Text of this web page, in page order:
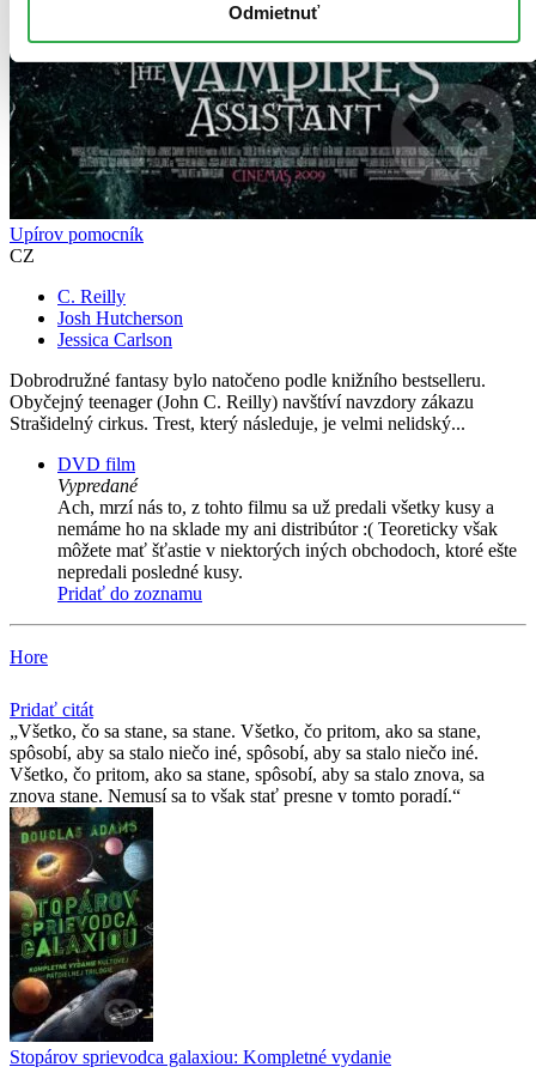
Odmietnuť
Upírov pomocník
CZ
C. Reilly
Josh Hutcherson
Jessica Carlson
Dobrodružné fantasy bylo natočeno podle knižního bestselleru.
Obyčejný teenager (John C. Reilly) navštíví navzdory zákazu
Strašidelný cirkus. Trest, který následuje, je velmi nelidský...
DVD film
Vypredané
Ach, mrzí nás to, z tohto filmu sa už predali všetky kusy a
nemáme ho na sklade my ani distribútor :( Teoreticky však
môžete mať šťastie v niektorých iných obchodoch, ktoré ešte
nepredali posledné kusy.
Pridať do zoznamu
Hore
Pridať citát
Všetko, čo sa stane, sa stane. Všetko, čo pritom, ako sa stane,
spôsobí, aby sa stalo niečo iné, spôsobí, aby sa stalo niečo iné.
Všetko, čo pritom, ako sa stane, spôsobí, aby sa stalo znova, sa
znova stane. Nemusí sa to však stať presne v tomto poradí.
Stopárov sprievodca galaxiou: Kompletné vydanie